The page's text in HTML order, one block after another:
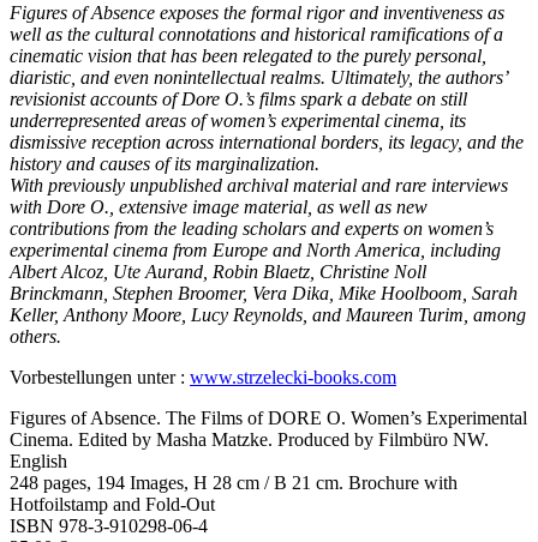
Figures of Absence exposes the formal rigor and inventiveness as
well as the cultural connotations and historical ramifications of a
cinematic vision that has been relegated to the purely personal,
diaristic, and even nonintellectual realms. Ultimately, the authors’
revisionist accounts of Dore O.’s films spark a debate on still
underrepresented areas of women’s experimental cinema, its
dismissive reception across international borders, its legacy, and the
history and causes of its marginalization.
With previously unpublished archival material and rare interviews
with Dore O., extensive image material, as well as new
contributions from the leading scholars and experts on women’s
experimental cinema from Europe and North America, including
Albert Alcoz, Ute Aurand, Robin Blaetz, Christine Noll
Brinckmann, Stephen Broomer, Vera Dika, Mike Hoolboom, Sarah
Keller, Anthony Moore, Lucy Reynolds, and Maureen Turim, among
others.
Vorbestellungen unter : www.strzelecki-books.com
Figures of Absence. The Films of DORE O. Women’s Experimental
Cinema. Edited by Masha Matzke. Produced by Filmbüro NW.
English
248 pages, 194 Images, H 28 cm / B 21 cm. Brochure with
Hotfoilstamp and Fold-Out
ISBN 978-3-910298-06-4